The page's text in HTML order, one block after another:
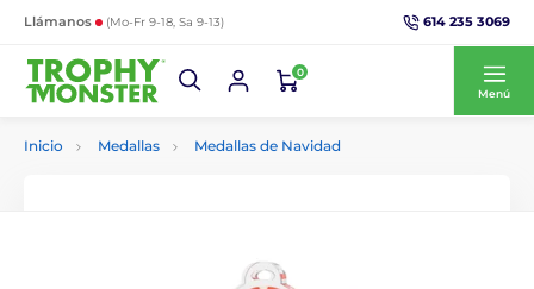
Llámanos (Mo-Fr 9-18, Sa 9-13) 614 235 3069
0
Menú
Inicio Medallas Medallas de Navidad